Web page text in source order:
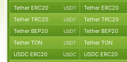
Tether ERC20 USDT Tether ERC20
Tether TRC20 USDT Tether TRC20
Tether BEP20 USDT Tether BEP20
Tether TON USDT Tether TON
USDC ERC20 USDC USDC ERC20